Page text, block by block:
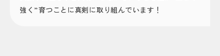
強く”育つことに真剣に取り組んでいます！